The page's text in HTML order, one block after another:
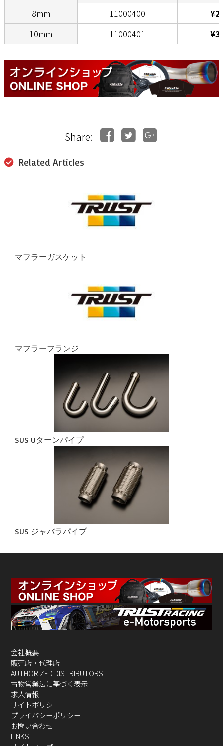
8mm
11000400
10mm
11000401
Share:
Related Articles
マフラーガスケット
マフラーフランジ
SUS Uターンパイプ
SUS ジャバラパイプ
会社概要
販売店・代理店
AUTHORIZED DISTRIBUTORS
古物営業法に基づく表示
求人情報
サイトポリシー
プライバシーポリシー
お問い合わせ
LINKS